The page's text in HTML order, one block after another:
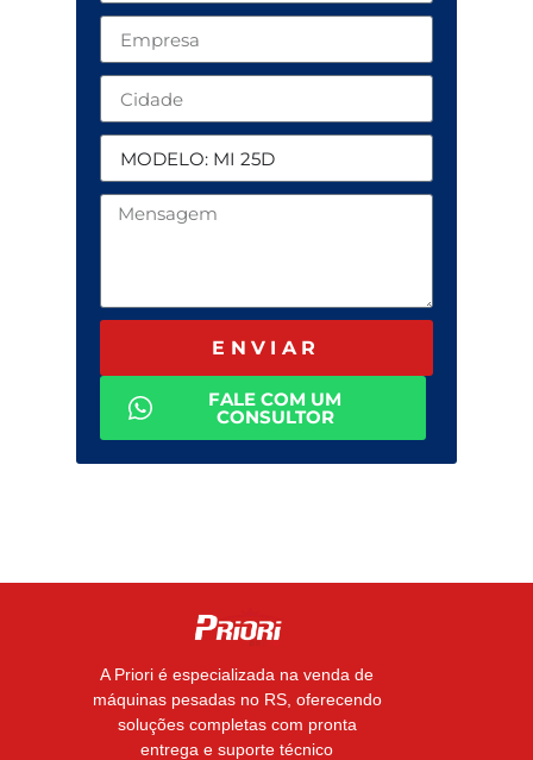
ENVIAR
FALE COM UM
CONSULTOR
A Priori é especializada na venda de
máquinas pesadas no RS, oferecendo
soluções completas com pronta
entrega e suporte técnico